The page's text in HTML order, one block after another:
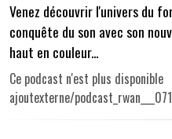
Venez découvrir l'univers du
conquête du son avec son
haut en couleur...
Ce podcast n'est plus disponible
ajoutexterne/